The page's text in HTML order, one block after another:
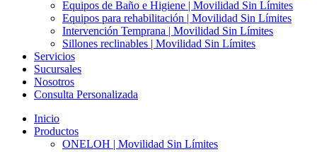
Equipos de Baño e Higiene | Movilidad Sin Límites
Equipos para rehabilitación | Movilidad Sin Límites
Intervención Temprana | Movilidad Sin Límites
Sillones reclinables | Movilidad Sin Límites
Servicios
Sucursales
Nosotros
Consulta Personalizada
Inicio
Productos
ONELOH | Movilidad Sin Límites